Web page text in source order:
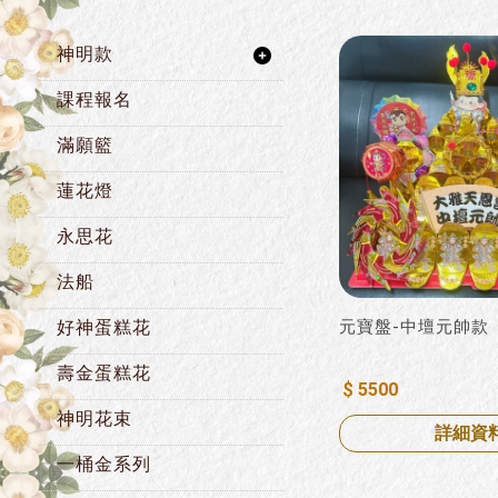
神明款
課程報名
滿願籃
蓮花燈
永思花
法船
好神蛋糕花
壽金蛋糕花
神明花束
一桶金系列
元寶盤-中壇元帥款
$ 5500
詳細資